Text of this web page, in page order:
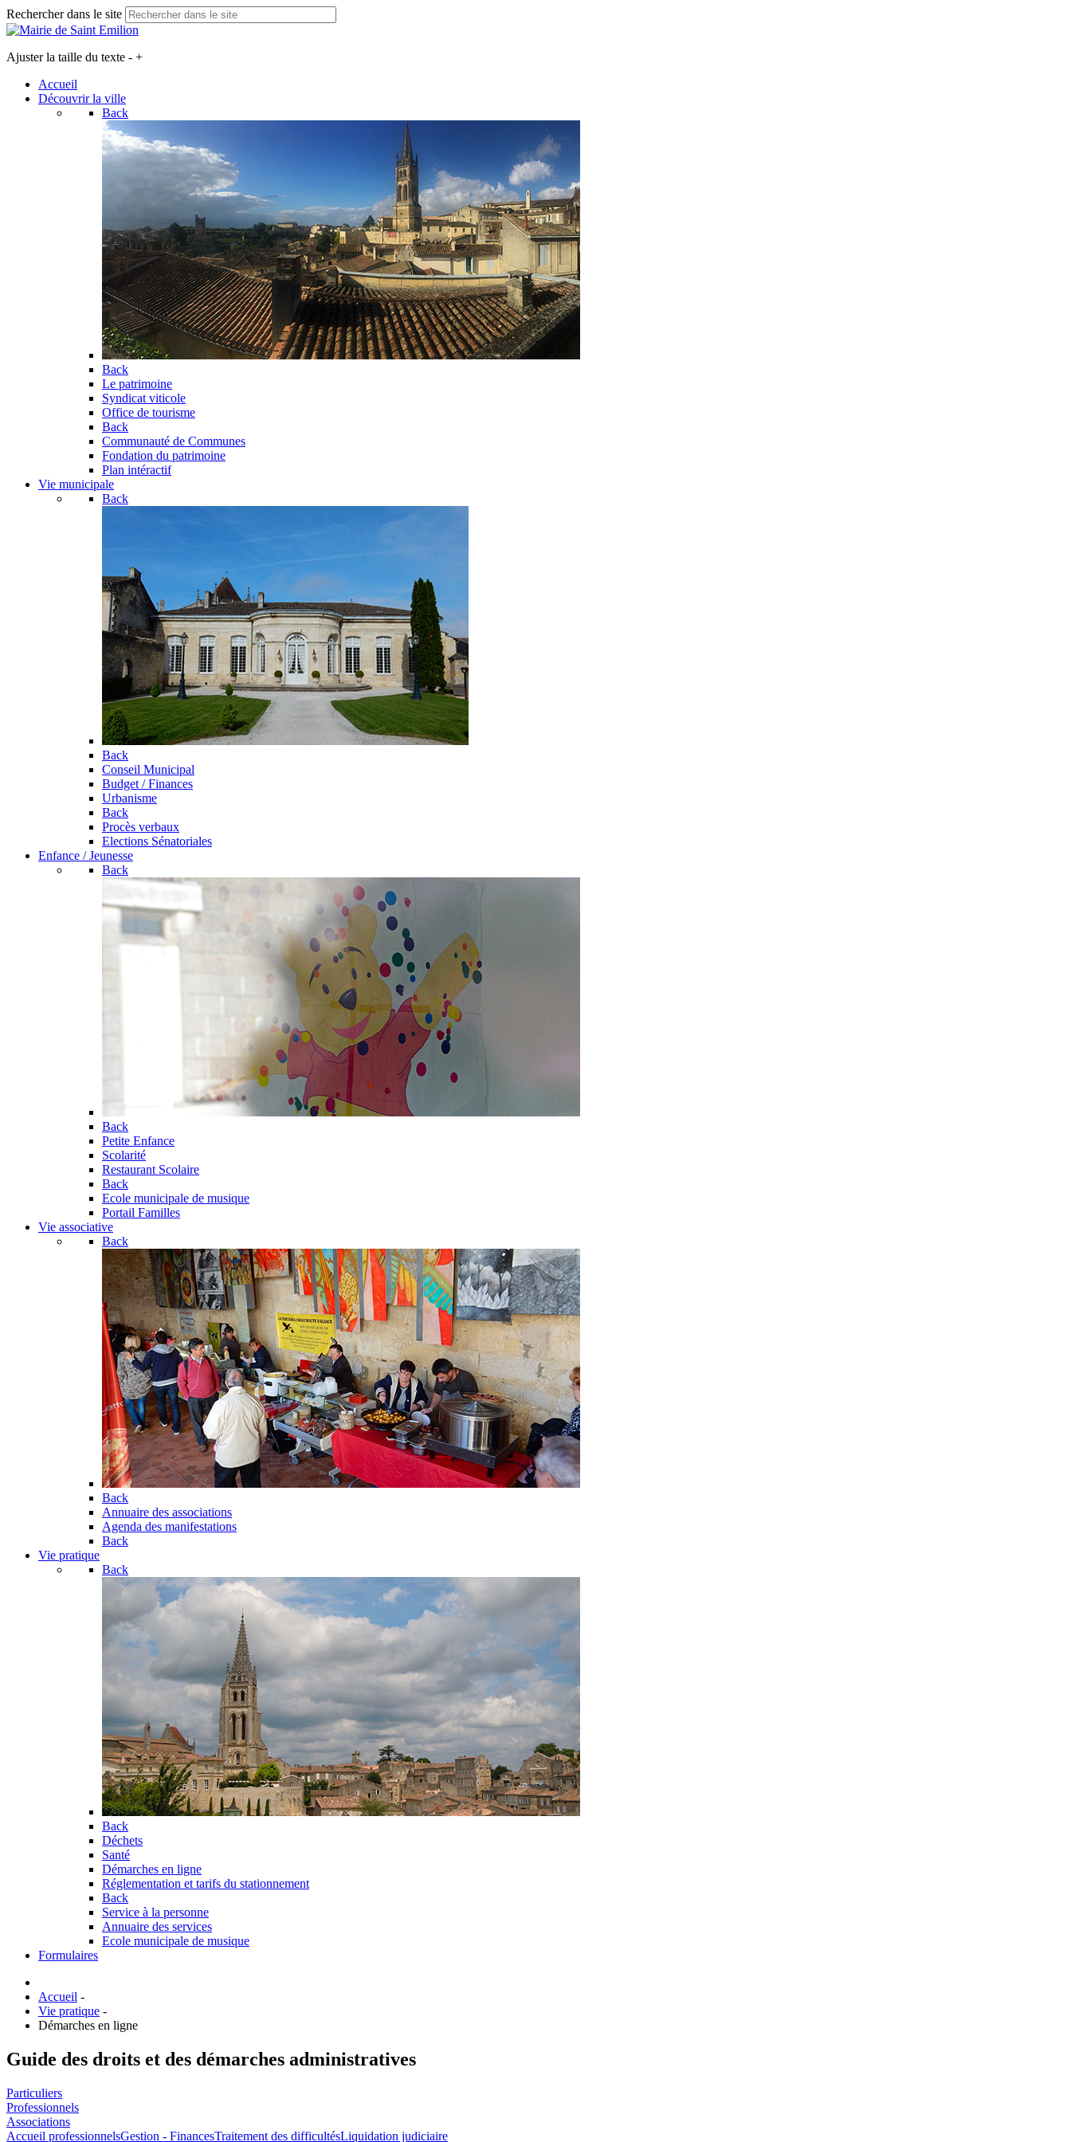
Rechercher dans le site
Ajuster la taille du texte - +
Accueil
Découvrir la ville
Back
Back
Le patrimoine
Syndicat viticole
Office de tourisme
Back
Communauté de Communes
Fondation du patrimoine
Plan intéractif
Vie municipale
Back
Back
Conseil Municipal
Budget / Finances
Urbanisme
Back
Procès verbaux
Elections Sénatoriales
Enfance / Jeunesse
Back
Back
Petite Enfance
Scolarité
Restaurant Scolaire
Back
Ecole municipale de musique
Portail Familles
Vie associative
Back
Back
Annuaire des associations
Agenda des manifestations
Back
Vie pratique
Back
Back
Déchets
Santé
Démarches en ligne
Réglementation et tarifs du stationnement
Back
Service à la personne
Annuaire des services
Ecole municipale de musique
Formulaires
Accueil -
Vie pratique -
Démarches en ligne
Guide des droits et des démarches administratives
Particuliers
Professionnels
Associations
Accueil professionnelsGestion - FinancesTraitement des difficultésLiquidation judiciaire